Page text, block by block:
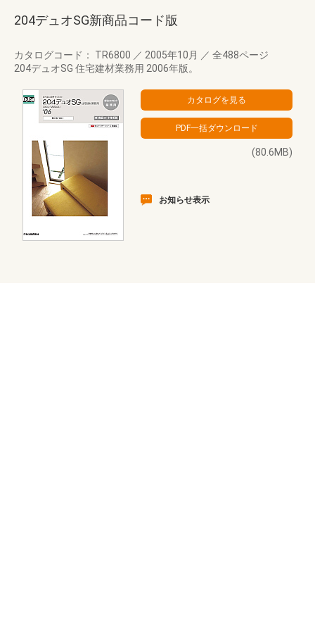
204デュオSG新商品コード版
カタログコード： TR6800 ／ 2005年10月 ／ 全488ページ
204デュオSG 住宅建材業務用 2006年版。
(80.6MB)
お知らせ表示